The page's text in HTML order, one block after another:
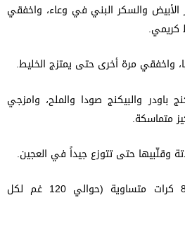
والسكر البني في وعاء، واخفقي
كريمي.
واخفقي مرة أخرى حتى يمتزج الخليط.
باودر والبيكنج صودا والملح، وامزجي
متماسكة.
وقلّبيها حتى تتوزع جيداً في العجين.
شكّلي العجين إلى 8 كرات متساوية (حوالي 120 غم لكل